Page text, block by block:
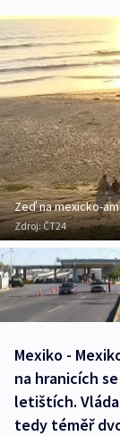
Zeď na mexicko-
Zdroj: ČT24
Mexiko -
na hranicích
letištích.
tedy téměř